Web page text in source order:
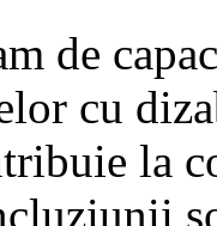
de
cu
la